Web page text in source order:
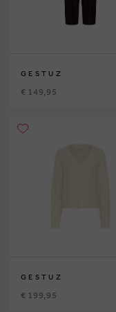
GESTUZ
€ 149,95
GESTUZ
€ 199,95